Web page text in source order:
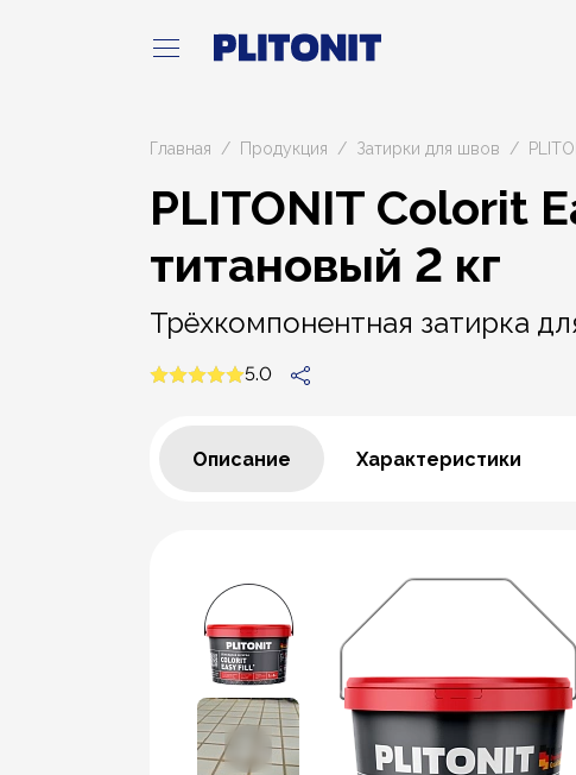
Главная Продукция Затирки для швов
PLITONIT Colorit
титановый 2 кг
Трёхкомпонентная затирка
5.0
Описание Характеристики